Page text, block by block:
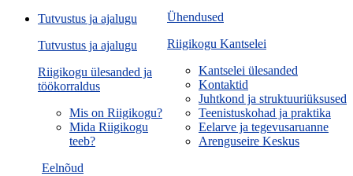
Ühendused
Riigikogu Kantselei
Kantselei ülesanded
Kontaktid
Juhtkond ja struktuuriüksused
Teenistuskohad ja praktika
Eelarve ja tegevusaruanne
Arenguseire Keskus
Eelnõud
Tutvustus ja ajalugu
Tutvustus ja ajalugu
Riigikogu ülesanded ja
töökorraldus
Mis on Riigikogu?
Mida Riigikogu
teeb?